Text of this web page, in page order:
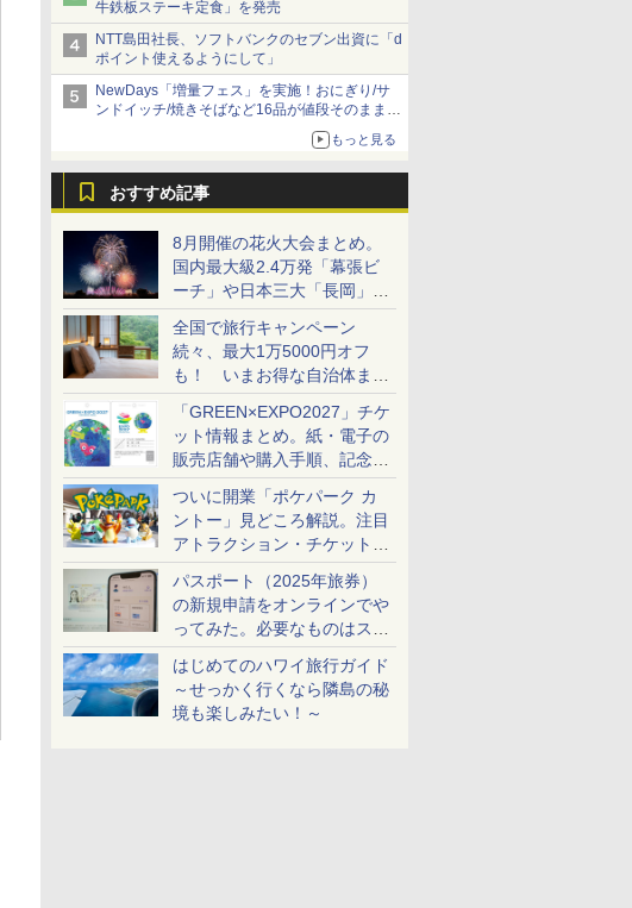
牛鉄板ステーキ定食」を発売
NTT島田社長、ソフトバンクのセブン出資に「d
ポイント使えるようにして」
NewDays「増量フェス」を実施！おにぎり/サ
ンドイッチ/焼きそばなど16品が値段そのままで
もっと見る
おすすめ記事
8月開催の花火大会まとめ。
国内最大級2.4万発「幕張ビ
ーチ」や日本三大「長岡」な
ど大型イベント目白押し！
全国で旅行キャンペーン
続々、最大1万5000円オフ
も！ いまお得な自治体まと
め
「GREEN×EXPO2027」チケ
ット情報まとめ。紙・電子の
販売店舗や購入手順、記念チ
ケットも解説
ついに開業「ポケパーク カ
ントー」見どころ解説。注目
アトラクション・チケット手
配・来場前に必要な準備は？
パスポート（2025年旅券）
の新規申請をオンラインでや
ってみた。必要なものはスマ
ホとマイナカードのみ
はじめてのハワイ旅行ガイド
～せっかく行くなら隣島の秘
境も楽しみたい！～